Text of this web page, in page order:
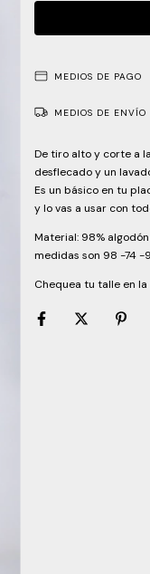
MEDIOS DE PAGO
MEDIOS DE ENVÍO
De tiro alto y corte a
desflecado y un
Es un básico en tu
y lo vas a usar con
Material: 98%
medidas son 98 -74 -
Chequea tu talle en